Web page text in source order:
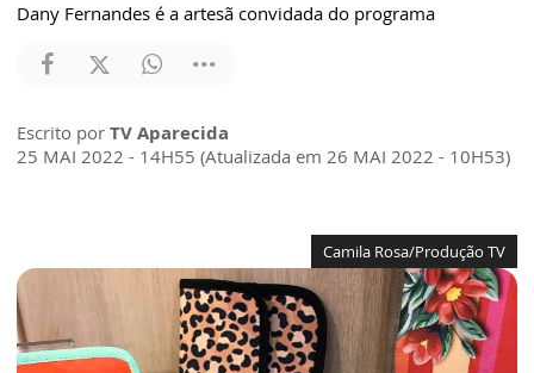
Dany Fernandes é a artesã convidada do programa
Escrito por TV Aparecida
25 MAI 2022 - 14H55 (Atualizada em 26 MAI 2022 - 10H53)
Camila Rosa/Produção TV